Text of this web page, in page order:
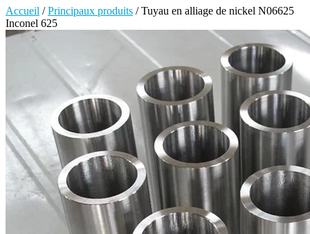
Accueil /Principaux produits /Tuyau en alliage de nickel N06625
Inconel 625